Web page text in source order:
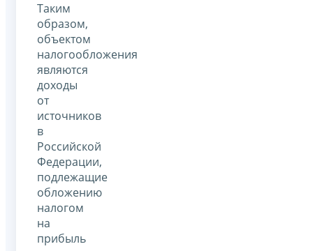
Таким
образом,
объектом
налогообложения
являются
доходы
от
источников
в
Российской
Федерации,
подлежащие
обложению
налогом
на
прибыль